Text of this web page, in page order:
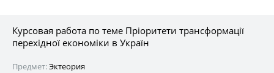
Курсовая работа по теме Пріоритети трансформації
перехідної економіки в Україн
Предмет:Эктеория